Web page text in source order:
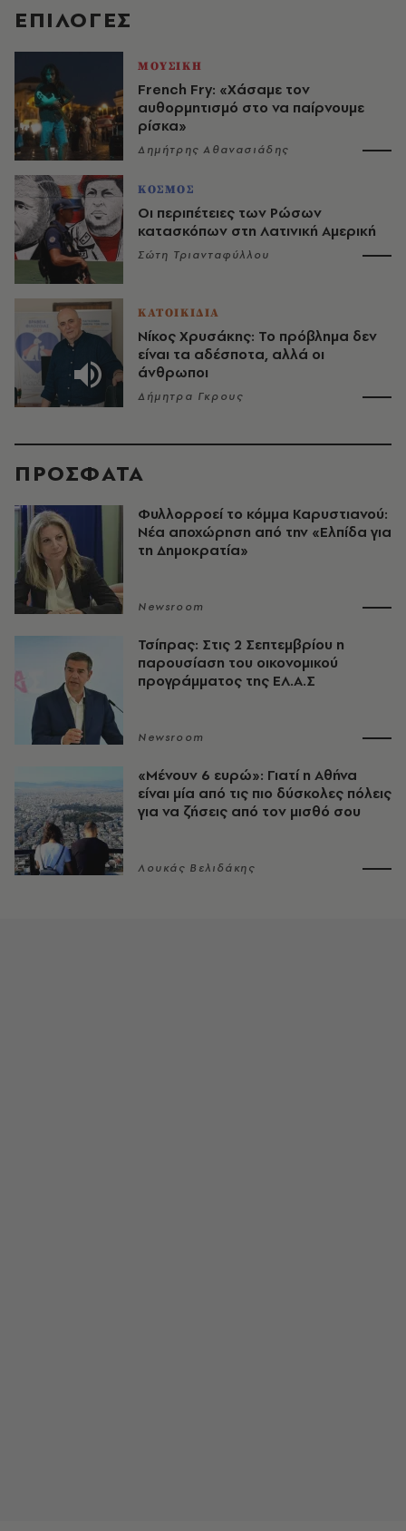
EΠΙΛΟΓΈΣ
ΜΟΥΣΙΚΗ
French Fry: «Χάσαμε τον
αυθορμητισμό στο να παίρνουμε
ρίσκα»
Δημήτρης Αθανασιάδης
ΚΟΣΜΟΣ
Οι περιπέτειες των Ρώσων
κατασκόπων στη Λατινική Αμερική
Σώτη Τριανταφύλλου
ΚΑΤΟΙΚΙΔΙΑ
Νίκος Χρυσάκης: Το πρόβλημα δεν
είναι τα αδέσποτα, αλλά οι
άνθρωποι
Δήμητρα Γκρους
ΠΡΟΣΦΑΤΑ
Φυλλορροεί το κόμμα Καρυστιανού:
Νέα αποχώρηση από την «Ελπίδα για
τη Δημοκρατία»
Newsroom
Τσίπρας: Στις 2 Σεπτεμβρίου η
παρουσίαση του οικονομικού
προγράμματος της ΕΛ.Α.Σ
Newsroom
«Μένουν 6 ευρώ»: Γιατί η Αθήνα
είναι μία από τις πιο δύσκολες πόλεις
για να ζήσεις από τον μισθό σου
Λουκάς Βελιδάκης